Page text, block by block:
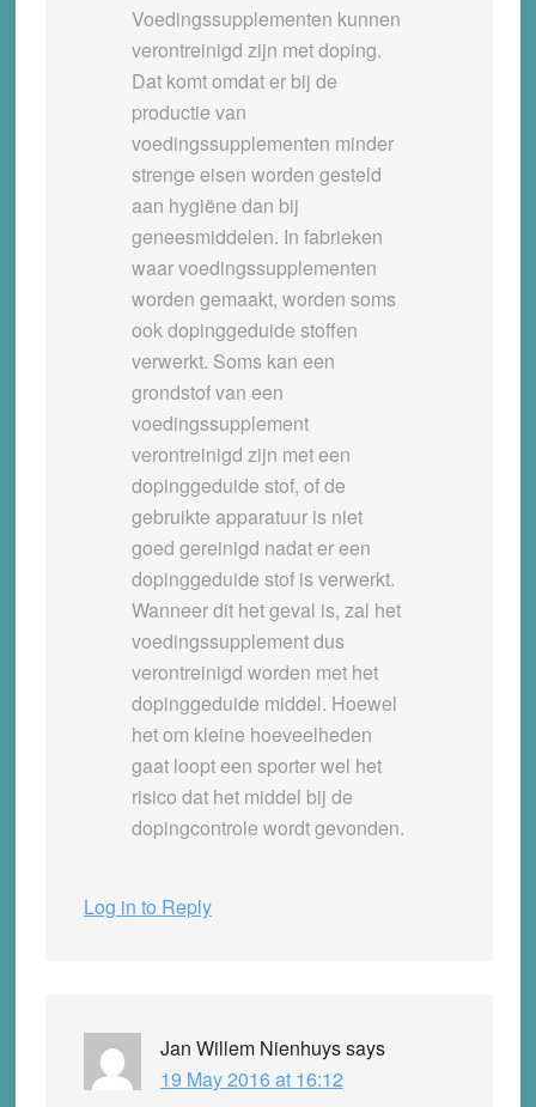
Voedingssupplementen kunnen
verontreinigd zijn met doping.
Dat komt omdat er bij de
productie van
voedingssupplementen minder
strenge eisen worden gesteld
aan hygiëne dan bij
geneesmiddelen. In fabrieken
waar voedingssupplementen
worden gemaakt, worden soms
ook dopinggeduide stoffen
verwerkt. Soms kan een
grondstof van een
voedingssupplement
verontreinigd zijn met een
dopinggeduide stof, of de
gebruikte apparatuur is niet
goed gereinigd nadat er een
dopinggeduide stof is verwerkt.
Wanneer dit het geval is, zal het
voedingssupplement dus
verontreinigd worden met het
dopinggeduide middel. Hoewel
het om kleine hoeveelheden
gaat loopt een sporter wel het
risico dat het middel bij de
dopingcontrole wordt gevonden.
Log in to Reply
Jan Willem Nienhuyssays
19 May 2016 at 16:12